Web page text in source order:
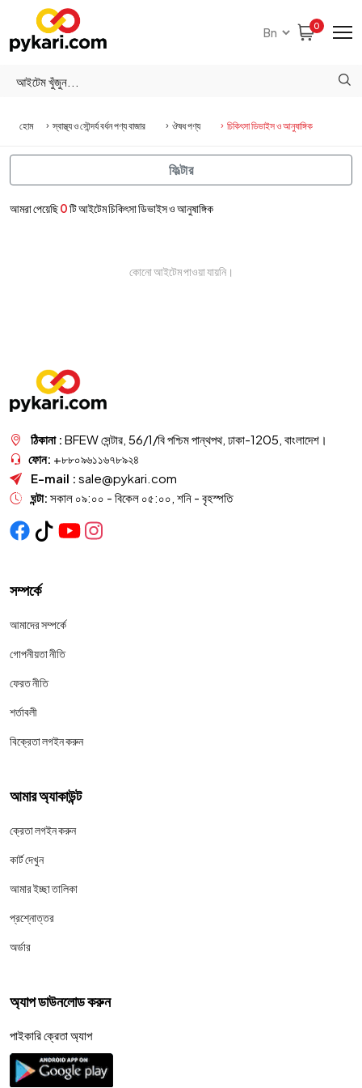
0
হোম স্বাস্থ্য ও সৌন্দর্য বর্ধন পণ্য বাজার ঔষধ পণ্য চিকিৎসা ডিভাইস ও আনুষাঙ্গিক
আমরা পেয়েছি0টি আইটেম চিকিৎসা ডিভাইস ও আনুষাঙ্গিক
কোনো আইটেম পাওয়া যায়নি।
ফিল্টার
ঠিকানা : BFEW সেন্টার, 56/1/বি পশ্চিম পান্থপথ, ঢাকা-1205, বাংলাদেশ।
ফোন: +৮৮০৯৬১১৬৭৮৯২৪
E-mail : sale@pykari.com
ঘন্টা: সকাল ০৯:০০ - বিকেল ০৫:০০, শনি - বৃহস্পতি
সম্পর্কে
আমাদের সম্পর্কে
গোপনীয়তা নীতি
ফেরত নীতি
শর্তাবলী
বিক্রেতা লগইন করুন
আমার অ্যাকাউন্ট
ক্রেতা লগইন করুন
কার্ট দেখুন
আমার ইচ্ছা তালিকা
প্রশ্নোত্তর
অর্ডার
অ্যাপ ডাউনলোড করুন
পাইকারি ক্রেতা অ্যাপ